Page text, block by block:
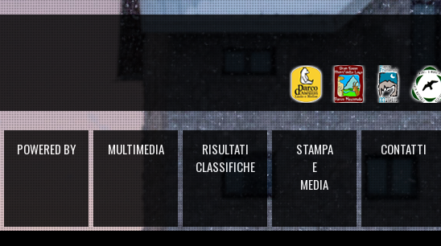
POWERED BY MULTIMEDIA
RISULTATI
CLASSIFICHE
STAMPA
E
MEDIA
CONTATTI